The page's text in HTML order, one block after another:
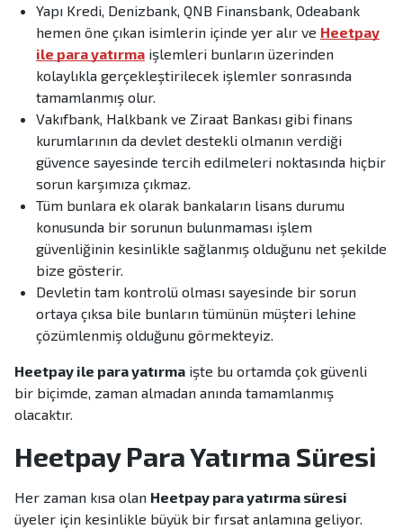
Yapı Kredi, Denizbank, QNB Finansbank, Odeabank
hemen öne çıkan isimlerin içinde yer alır ve Heetpay
ile para yatırma işlemleri bunların üzerinden
kolaylıkla gerçekleştirilecek işlemler sonrasında
tamamlanmış olur.
Vakıfbank, Halkbank ve Ziraat Bankası gibi finans
kurumlarının da devlet destekli olmanın verdiği
güvence sayesinde tercih edilmeleri noktasında hiçbir
sorun karşımıza çıkmaz.
Tüm bunlara ek olarak bankaların lisans durumu
konusunda bir sorunun bulunmaması işlem
güvenliğinin kesinlikle sağlanmış olduğunu net şekilde
bize gösterir.
Devletin tam kontrolü olması sayesinde bir sorun
ortaya çıksa bile bunların tümünün müşteri lehine
çözümlenmiş olduğunu görmekteyiz.
Heetpay ile para yatırma işte bu ortamda çok güvenli
bir biçimde, zaman almadan anında tamamlanmış
olacaktır.
Heetpay Para Yatırma Süresi
Her zaman kısa olan Heetpay para yatırma süresi
üyeler için kesinlikle büyük bir fırsat anlamına geliyor.